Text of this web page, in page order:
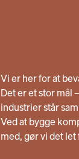
Vi er her for at
Det er et stor mål
industrier står
Ved at bygge
med, gør vi det